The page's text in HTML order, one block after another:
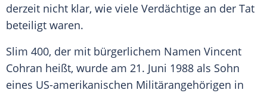
derzeit nicht klar, wie viele Verdächtige an der Tat
beteiligt waren.
Slim 400, der mit bürgerlichem Namen Vincent
Cohran heißt, wurde am 21. Juni 1988 als Sohn
eines US-amerikanischen Militärangehörigen in